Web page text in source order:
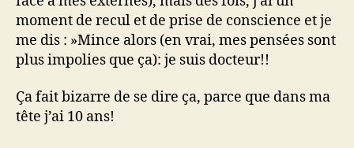
moment de recul et de prise de conscience et je
me dis : »Mince alors (en vrai, mes pensées sont
plus impolies que ça): je suis docteur!!
Ça fait bizarre de se dire ça, parce que dans ma
tête j’ai 10 ans!